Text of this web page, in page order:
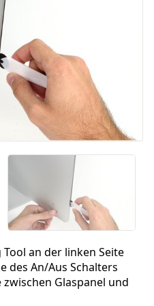
an der linken Seite
des An/Aus Schalters
Glaspanel und